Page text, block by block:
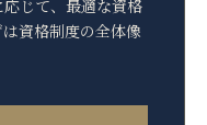
じて、最適な資格
資格制度の全体像